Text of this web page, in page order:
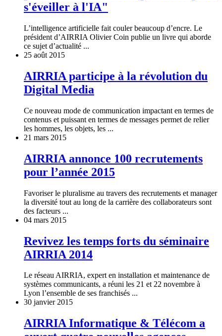
s'éveiller à l'IA"
L’intelligence artificielle fait couler beaucoup d’encre. Le
président d’AIRRIA Olivier Coin publie un livre qui aborde
ce sujet d’actualité ...
25 août 2015
AIRRIA participe à la révolution du
Digital Media
Ce nouveau mode de communication impactant en termes de
contenus et puissant en termes de messages permet de relier
les hommes, les objets, les ...
21 mars 2015
AIRRIA annonce 100 recrutements
pour l’année 2015
Favoriser le pluralisme au travers des recrutements et manager
la diversité tout au long de la carrière des collaborateurs sont
des facteurs ...
04 mars 2015
Revivez les temps forts du séminaire
AIRRIA 2014
Le réseau AIRRIA, expert en installation et maintenance de
systèmes communicants, a réuni les 21 et 22 novembre à
Lyon l’ensemble de ses franchisés ...
30 janvier 2015
AIRRIA Informatique & Télécom a